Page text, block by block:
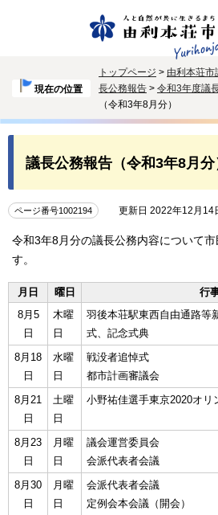
現在の位置
トップページ > 由利本荘市
長公務報告 > 令和3年度議
（令和3年8月分）
議長公務報告（令和3年8月分
ページ番号1002194 更新日 2022年12月14
令和3年8月分の議長公務内容について
す。
月日 曜日
行
8月5
日
木曜
日
羽後本荘駅東西自由通路等
式、記念式典
8月18
日
水曜
日
戦没者追悼式
都市計画審議会
8月21
日
土曜
日
小野祐佳選手東京2020オリ
8月23
日
月曜
日
議会運営委員会
会派代表者会議
8月30
日
月曜
日
会派代表者会議
定例会本会議（開会）